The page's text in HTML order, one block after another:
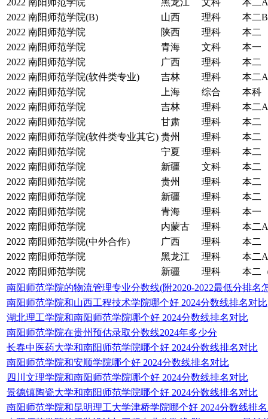
2022 南阳师范学院 黑龙江 文科
本二A
2022 南阳师范学院(B) 山西 理科
本二B
2022 南阳师范学院 陕西 理科
本二
2022 南阳师范学院 青海 文科
本一
2022 南阳师范学院 广西 理科
本二
2022 南阳师范学院(软件类专业) 吉林 理科
本二A
2022 南阳师范学院 上海 综合
本科
2022 南阳师范学院 吉林 理科
本二A
2022 南阳师范学院 甘肃 理科
本二
2022 南阳师范学院(软件类专业其它) 贵州 理科
本二
2022 南阳师范学院 宁夏 理科
本二
2022 南阳师范学院 新疆 文科
本二
2022 南阳师范学院 贵州 理科
本二
2022 南阳师范学院 新疆 理科
本二
2022 南阳师范学院 青海 理科
本一
2022 南阳师范学院 内蒙古 理科
本二A
2022 南阳师范学院(中外合作) 广西 理科
本二
2022 南阳师范学院 黑龙江 理科
本二A
2022 南阳师范学院 新疆 理科
本二
南阳师范学院的物流管理专业分数线(附2020-2022最低分排名
南阳师范学院和山西工程技术学院哪个好 2024分数线排名对比
湖北理工学院和南阳师范学院哪个好 2024分数线排名对比
南阳师范学院在贵州预估录取分数线2024年多少分
长春中医药大学和南阳师范学院哪个好 2024分数线排名对比
南阳师范学院和安顺学院哪个好 2024分数线排名对比
四川文理学院和南阳师范学院哪个好 2024分数线排名对比
景德镇陶瓷大学和南阳师范学院哪个好 2024分数线排名对比
南阳师范学院和昆明理工大学津桥学院哪个好 2024分数线排